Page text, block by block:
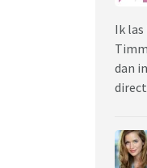
Ik
dan